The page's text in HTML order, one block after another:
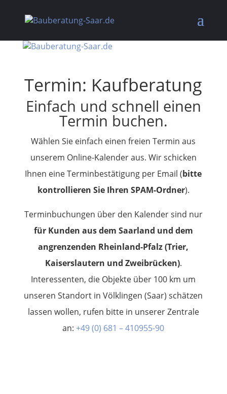
Termin: Kaufberatung
Einfach und schnell einen
Termin buchen.
Wählen Sie einfach einen freien Termin aus
unserem Online-Kalender aus. Wir schicken
Ihnen eine Terminbestätigung per Email (bitte
kontrollieren Sie Ihren SPAM-Ordner).
Terminbuchungen über den Kalender sind nur
für Kunden aus dem Saarland und dem
angrenzenden Rheinland-Pfalz (Trier,
Kaiserslautern und Zweibrücken).
Interessenten, die Objekte über 100 km um
unseren Standort in Völklingen (Saar) schätzen
lassen wollen, rufen bitte in unserer Zentrale
an:+49 (0) 681 – 410955-90